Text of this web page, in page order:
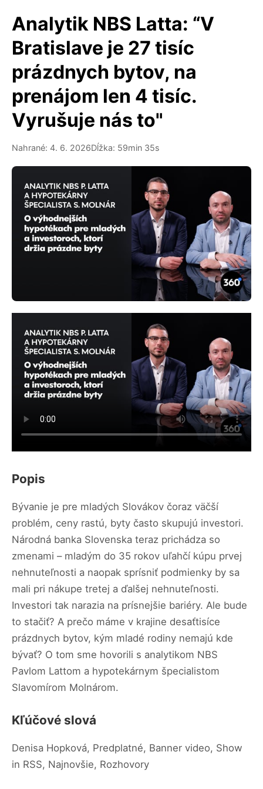
Analytik NBS Latta: “V
Bratislave je 27 tisíc
prázdnych bytov, na
prenájom len 4 tisíc.
Vyrušuje nás to"
Nahrané: 4. 6. 2026Dĺžka: 59min 35s
Popis
Bývanie je pre mladých Slovákov čoraz väčší
problém, ceny rastú, byty často skupujú investori.
Národná banka Slovenska teraz prichádza so
zmenami – mladým do 35 rokov uľahčí kúpu prvej
nehnuteľnosti a naopak sprísniť podmienky by sa
mali pri nákupe tretej a ďalšej nehnuteľnosti.
Investori tak narazia na prísnejšie bariéry. Ale bude
to stačiť? A prečo máme v krajine desaťtisíce
prázdnych bytov, kým mladé rodiny nemajú kde
bývať? O tom sme hovorili s analytikom NBS
Pavlom Lattom a hypotekárnym špecialistom
Slavomírom Molnárom.
Kľúčové slová
Denisa Hopková, Predplatné, Banner video, Show
in RSS, Najnovšie, Rozhovory